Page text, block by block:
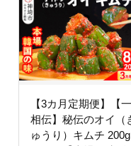
【3カ月定期便】【
相伝】秘伝のオイ（
ゅうり）キムチ